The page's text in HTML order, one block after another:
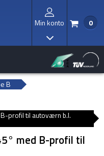
Min konto
I
/ 0
B
profil til autoværn b.l.
med B-profil til